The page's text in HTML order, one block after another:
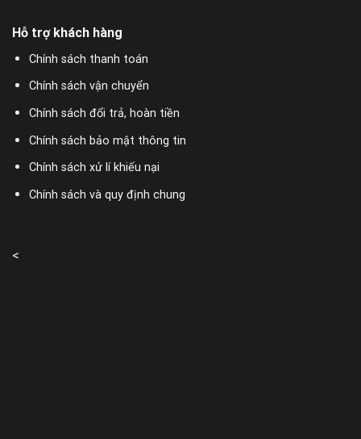
Hỗ trợ khách hàng
Chính sách thanh toán
Chính sách vận chuyển
Chính sách đổi trả, hoàn tiền
Chính sách bảo mật thông tin
Chính sách xử lí khiếu nại
Chính sách và quy định chung
<